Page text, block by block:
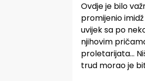
Ovdje je bilo
promijenio
uvijek sa po
njihovim
proletarijata…
trud morao je